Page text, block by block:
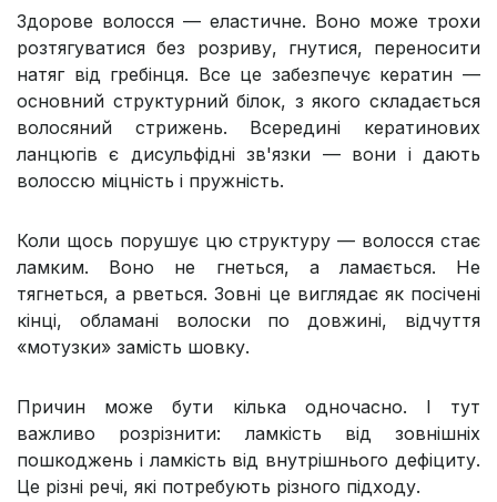
Здорове волосся — еластичне. Воно може трохи
розтягуватися без розриву, гнутися, переносити
натяг від гребінця. Все це забезпечує кератин —
основний структурний білок, з якого складається
волосяний стрижень. Всередині кератинових
ланцюгів є дисульфідні зв'язки — вони і дають
волоссю міцність і пружність.
Коли щось порушує цю структуру — волосся стає
ламким. Воно не гнеться, а ламається. Не
тягнеться, а рветься. Зовні це виглядає як посічені
кінці, обламані волоски по довжині, відчуття
«мотузки» замість шовку.
Причин може бути кілька одночасно. І тут
важливо розрізнити: ламкість від зовнішніх
пошкоджень і ламкість від внутрішнього дефіциту.
Це різні речі, які потребують різного підходу.